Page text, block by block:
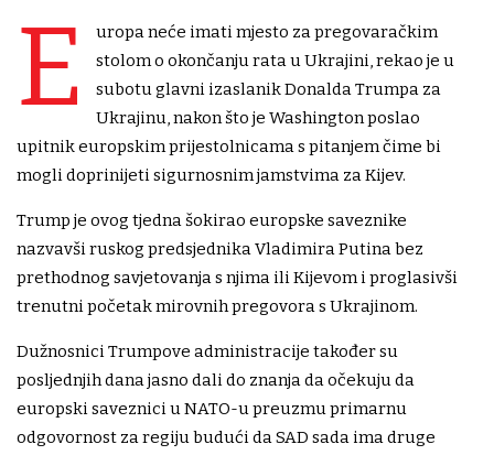
E
uropa neće imati mjesto za pregovaračkim
stolom o okončanju rata u Ukrajini, rekao je u
subotu glavni izaslanik Donalda Trumpa za
Ukrajinu, nakon što je Washington poslao
upitnik europskim prijestolnicama s pitanjem čime bi
mogli doprinijeti sigurnosnim jamstvima za Kijev.
Trump je ovog tjedna šokirao europske saveznike
nazvavši ruskog predsjednika Vladimira Putina bez
prethodnog savjetovanja s njima ili Kijevom i proglasivši
trenutni početak mirovnih pregovora s Ukrajinom.
Dužnosnici Trumpove administracije također su
posljednjih dana jasno dali do znanja da očekuju da
europski saveznici u NATO-u preuzmu primarnu
odgovornost za regiju budući da SAD sada ima druge